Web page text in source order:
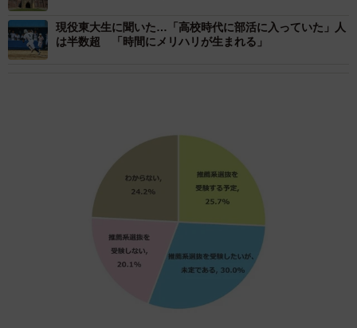
現役東大生に聞いた…「高校時代に部活に入っていた」人
は半数超 「時間にメリハリが生まれる」